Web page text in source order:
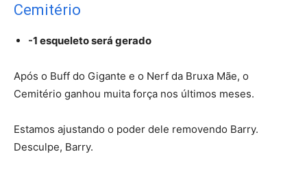
Cemitério
-1 esqueleto será gerado
Após o Buff do Gigante e o Nerf da Bruxa Mãe, o
Cemitério ganhou muita força nos últimos meses.
Estamos ajustando o poder dele removendo Barry.
Desculpe, Barry.